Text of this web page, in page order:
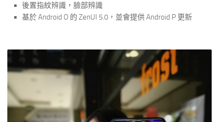
後置指紋辨識，臉部辨識
基於 Android O 的 ZenUI 5.0，並會提供 Android P 更新